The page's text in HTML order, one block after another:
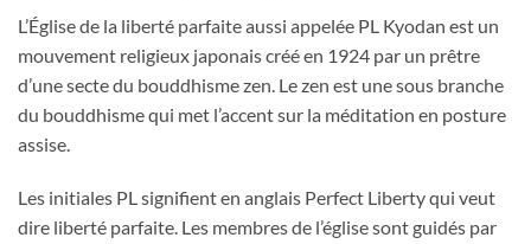
L’Église de la liberté parfaite aussi appelée PL Kyodan est un
mouvement religieux japonais créé en 1924 par un prêtre
d’une secte du bouddhisme zen. Le zen est une sous branche
du bouddhisme qui met l’accent sur la méditation en posture
assise.
Les initiales PL signifient en anglais Perfect Liberty qui veut
dire liberté parfaite. Les membres de l’église sont guidés par